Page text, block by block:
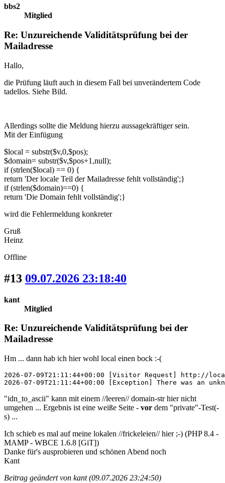
bbs2
Mitglied
Re: Unzureichende Validitätsprüfung bei der
Mailadresse
Hallo,
die Prüfung läuft auch in diesem Fall bei unverändertem Code
tadellos. Siehe Bild.
Allerdings sollte die Meldung hierzu aussagekräftiger sein.
Mit der Einfügung
$local = substr($v,0,$pos);
$domain= substr($v,$pos+1,null);
if (strlen($local) == 0) {
return 'Der locale Teil der Mailadresse fehlt vollständig';}
if (strlen($domain)==0) {
return 'Die Domain fehlt vollständig';}
wird die Fehlermeldung konkreter
Gruß
Heinz
Offline
#13 09.07.2026 23:18:40
kant
Mitglied
Re: Unzureichende Validitätsprüfung bei der
Mailadresse
Hm ... dann hab ich hier wohl local einen bock :-(
2026-07-09T21:11:44+00:00 [Visitor Request] http://
2026-07-09T21:11:44+00:00 [Exception] There was an
"idn_to_ascii" kann mit einem //leeren// domain-str hier nicht
umgehen ... Ergebnis ist eine weiße Seite - vor dem "private"-Test(-
s) ...
Ich schieb es mal auf meine lokalen //frickeleien// hier ;-) (PHP 8.4 -
MAMP - WBCE 1.6.8 [GiT])
Danke für's ausprobieren und schönen Abend noch
Kant
Beitrag geändert von kant (09.07.2026 23:24:50)